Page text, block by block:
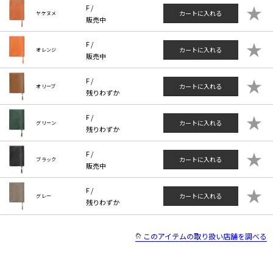
ヤケヌメ
F /
販売中
カートに入れる ★
オレンジ
F /
販売中
カートに入れる ★
オリーブ
F /
残りわずか
カートに入れる ★
グリーン
F /
残りわずか
カートに入れる ★
ブラック
F /
販売中
カートに入れる ★
グレー
F /
残りわずか
カートに入れる ★
このアイテムの取り扱い店舗を調べる